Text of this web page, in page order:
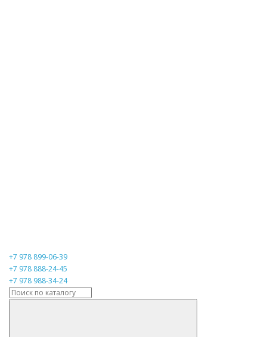
+7 978 899-06-39
+7 978 888-24-45
+7 978 988-34-24